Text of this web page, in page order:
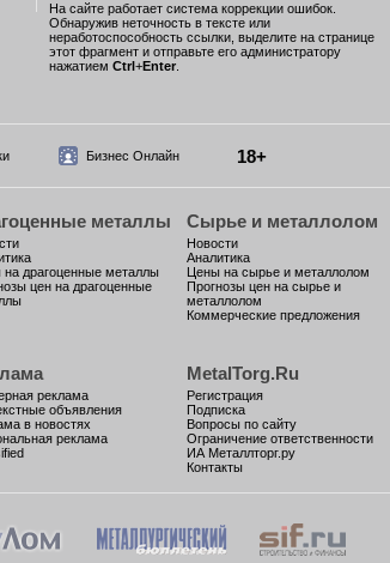
На сайте работает система коррекции ошибок.
Обнаружив неточность в тексте или
неработоспособность ссылки, выделите на странице
этот фрагмент и отправьте его администратору
нажатием Ctrl +Enter.
Бизнес Онлайн 18+
металлы
драгоценные металлы
цен на драгоценные
Сырье и металлолом
Новости
Аналитика
Цены на сырье и металлолом
Прогнозы цен на сырье и
металлолом
Коммерческие предложения
реклама
объявления
в новостях
реклама
MetalTorg.Ru
Регистрация
Подписка
Вопросы по сайту
Ограничение ответственности
ИА Металлторг.ру
Контакты